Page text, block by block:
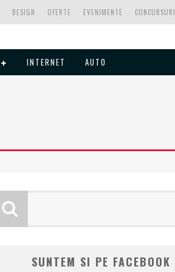
CONCURSURI
EVENIMENTE
OFERTE
DESIGN
INTERNET AUTO
SUNTEM SI PE FACEBOOK